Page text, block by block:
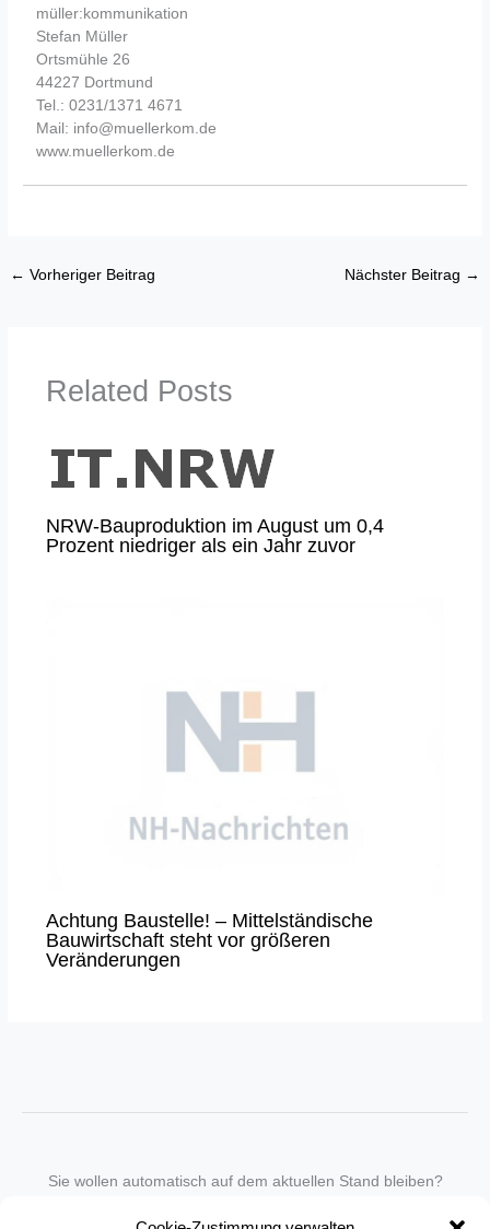
müller:kommunikation
Stefan Müller
Ortsmühle 26
44227 Dortmund
Tel.: 0231/1371 4671
Mail: info@muellerkom.de
www.muellerkom.de
← Vorheriger Beitrag Nächster Beitrag →
Related Posts
NRW-Bauproduktion im August um 0,4
Prozent niedriger als ein Jahr zuvor
Achtung Baustelle! – Mittelständische
Bauwirtschaft steht vor größeren
Veränderungen
Sie wollen automatisch auf dem aktuellen Stand bleiben?